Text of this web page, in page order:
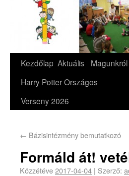
Kezdőlap Aktuális Magunkról
Harry Potter Országos
Verseny 2026
← Bázisintézmény bemutatkozó
Formáld át!
Közzétéve2017-04-04 | Szerző: